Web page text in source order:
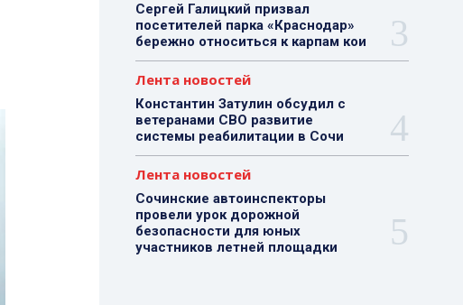
Сергей Галицкий призвал
посетителей парка «Краснодар»
бережно относиться к карпам кои
Лента новостей
Константин Затулин обсудил с
ветеранами СВО развитие
системы реабилитации в Сочи
Лента новостей
Сочинские автоинспекторы
провели урок дорожной
безопасности для юных
участников летней площадки